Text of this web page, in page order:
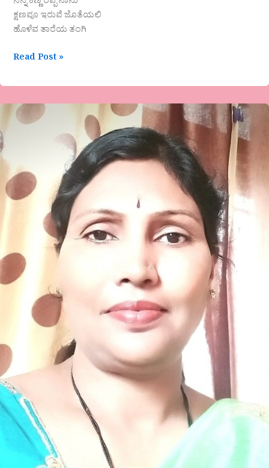
ಕ್ಷಣವೂ ಇರುವೆ ಜೊತೆಯಲಿ
ಹೊಳೆವ ತಾರೆಯ ತಂಗಿ
Read Post »
ಡಾ.ಬಸಮ್ಮ.
ಎಸ್.
ಕವಿತೆ-
ʼಗುಬ್ಬಿ
ಹುಡುಕುವ